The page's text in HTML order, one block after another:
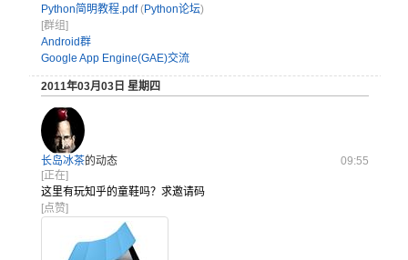
Python简明教程.pdf (Python论坛)
[群组]
Android群
Google App Engine(GAE)交流
2011年03月03日 星期四
长岛冰茶的动态
09:55
[正在]
这里有玩知乎的童鞋吗？求邀请码
[点赞]